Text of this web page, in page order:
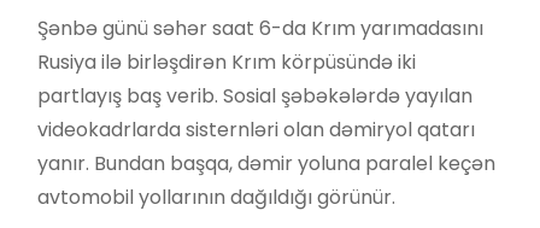
Şənbə günü səhər saat 6-da Krım yarımadasını
Rusiya ilə birləşdirən Krım körpüsündə iki
partlayış baş verib. Sosial şəbəkələrdə yayılan
videokadrlarda sisternləri olan dəmiryol qatarı
yanır. Bundan başqa, dəmir yoluna paralel keçən
avtomobil yollarının dağıldığı görünür.